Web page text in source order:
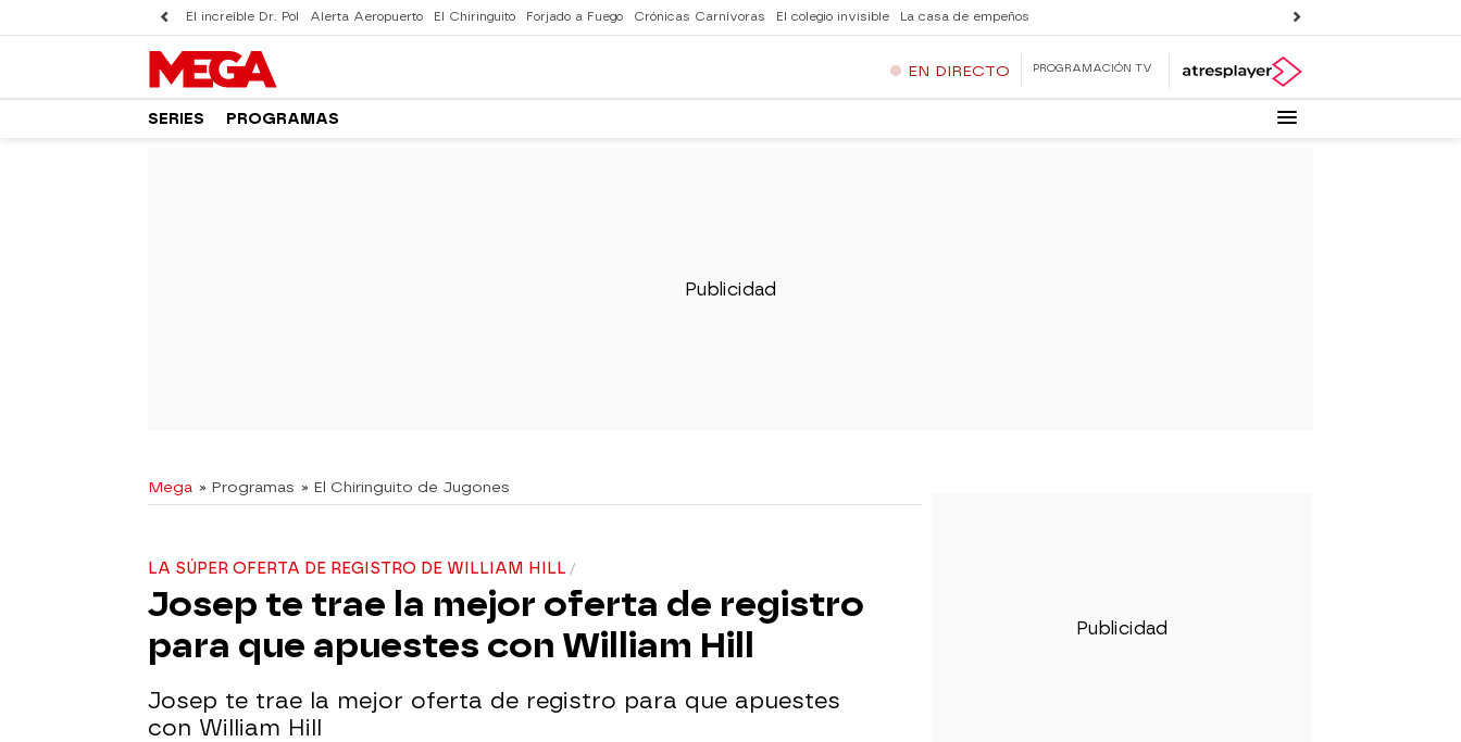
El increíble Dr. Pol Alerta Aeropuerto El Chiringuito Forjado a Fuego Crónicas Carnívoras El colegio invisible La casa de empeños
EN DIRECTO PROGRAMACIÓN TV
SERIES PROGRAMAS
Mega » Programas » El Chiringuito de Jugones
LA SÚPER OFERTA DE REGISTRO DE WILLIAM HILL
Josep te trae la mejor oferta de registro
para que apuestes con William Hill
Josep te trae la mejor oferta de registro para que apuestes
con William Hill